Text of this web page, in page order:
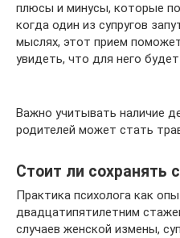
плюсы и минусы, которые
когда один из супругов
мыслях, этот прием
увидеть, что для него
Важно учитывать наличие
родителей может стать
Стоит ли сохранять
Практика психолога как
двадцатипятилетним
случаев женской измены,